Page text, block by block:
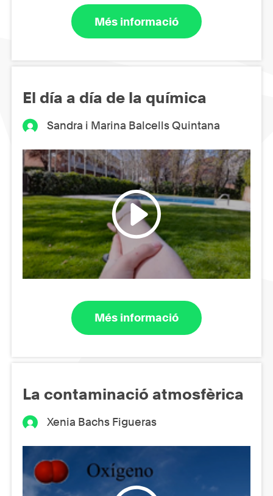
Més informació
El día a día de la química
Sandra i Marina Balcells Quintana
Més informació
La contaminació atmosfèrica
Xenia Bachs Figueras